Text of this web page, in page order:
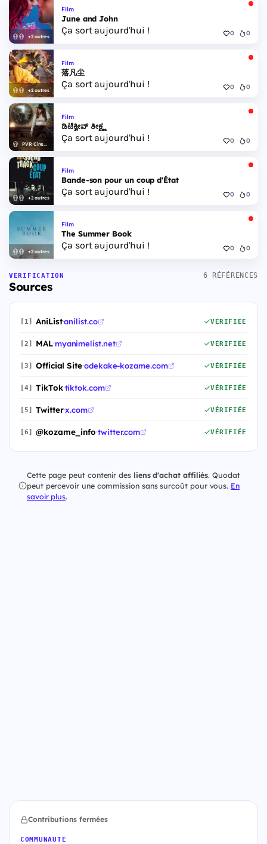
+2 autres
Film
June and John
Ça sort aujourd'hui ! 0 0
+2 autres
Film
落凡尘
Ça sort aujourd'hui ! 0 0
PVR Cinemas
Film
ಡಿಟೆಕ್ವೀವ್ ತೀಕ್ಷ್ಣ
Ça sort aujourd'hui ! 0 0
+2 autres
Film
Bande-son pour un coup d'État
Ça sort aujourd'hui ! 0 0
+2 autres
Film
The Summer Book
Ça sort aujourd'hui ! 0 0
VÉRIFICATION
Sources
6 RÉFÉRENCES
[1] AniList·anilist.co VÉRIFIÉE
[2] MAL·myanimelist.net VÉRIFIÉE
[3] Official Site·odekake-kozame.com VÉRIFIÉE
[4] TikTok·tiktok.com VÉRIFIÉE
[5] Twitter·x.com VÉRIFIÉE
[6] @kozame_info·twitter.com VÉRIFIÉE
Cette page peut contenir des liens d'achat affiliés. Quodat
peut percevoir une commission sans surcoût pour vous. En
savoir plus.
Contributions fermées
COMMUNAUTÉ